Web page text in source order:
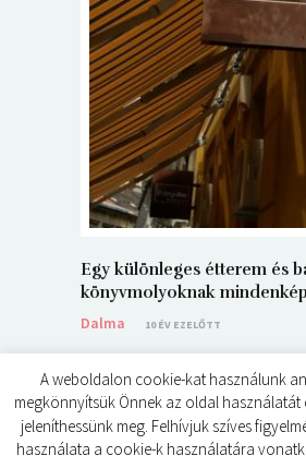
Egy különleges étterem és
könyvmolyoknak
Dalma
10 ÉV EZELŐTT
A weboldalon cookie-kat használunk
megkönnyítsük Önnek az oldal
jeleníthessünk meg. Felhívjuk szíves
használata a cookie-k használatára